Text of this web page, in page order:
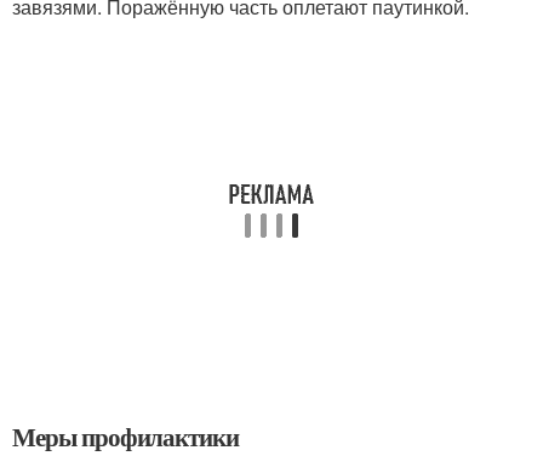
завязями. Поражённую часть оплетают паутинкой.
Меры профилактики